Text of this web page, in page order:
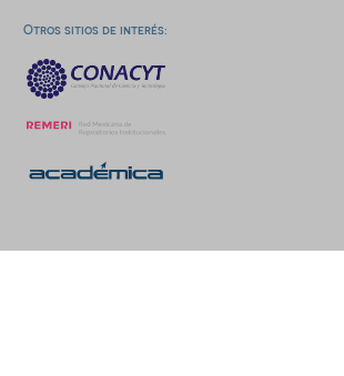
Otros sitios de interés: